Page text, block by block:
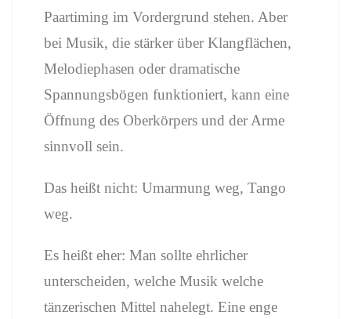
Paartiming im Vordergrund stehen. Aber
bei Musik, die stärker über Klangflächen,
Melodiephasen oder dramatische
Spannungsbögen funktioniert, kann eine
Öffnung des Oberkörpers und der Arme
sinnvoll sein.
Das heißt nicht: Umarmung weg, Tango
weg.
Es heißt eher: Man sollte ehrlicher
unterscheiden, welche Musik welche
tänzerischen Mittel nahelegt. Eine enge